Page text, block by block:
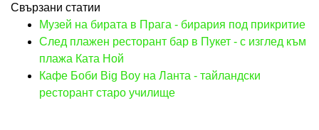
Свързани статии
Музей на бирата в Прага - бирария под прикритие
След плажен ресторант бар в Пукет - с изглед към
плажа Ката Ной
Кафе Боби Big Boy на Ланта - тайландски
ресторант старо училище